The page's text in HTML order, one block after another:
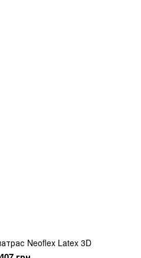
Neoflex Latex 3D